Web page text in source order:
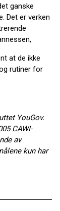
ganske
Det er verken
at de ikke
rutiner for
YouGov.
CAWI-
av
kun har